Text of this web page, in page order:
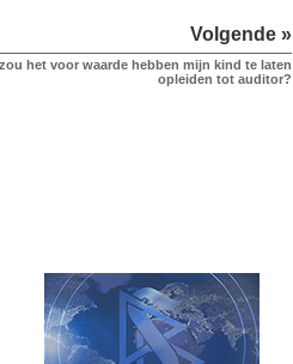
Volgende »
het voor waarde hebben mijn kind te laten
opleiden tot auditor?